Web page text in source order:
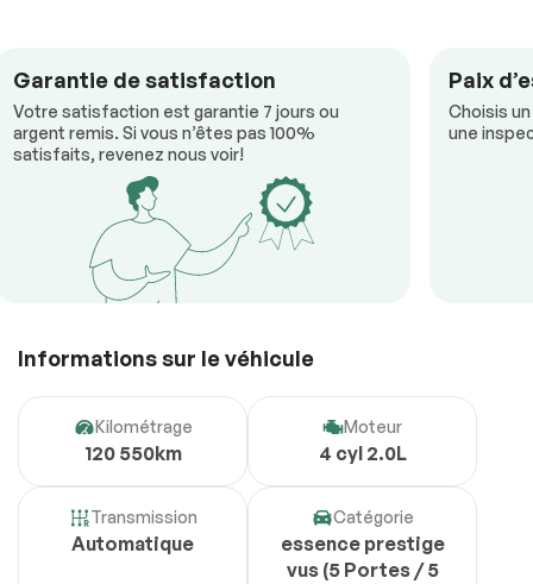
Garantie de satisfaction
Votre satisfaction est garantie 7 jours ou
argent remis. Si vous n’êtes pas 100%
satisfaits, revenez nous voir!
Paix
Choisis
une
Informations sur le véhicule
Kilométrage
120 550km
Moteur
4 cyl 2.0L
Transmission
Automatique
Catégorie
essence prestige
vus (5 Portes / 5